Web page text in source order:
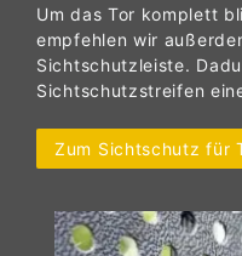
Um das Tor komplett
empfehlen wir
Sichtschutzleiste.
Sichtschutzstreifen
Zum Sichtschutz für